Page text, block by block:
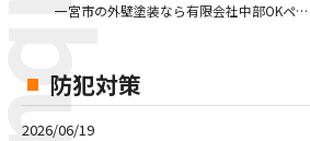
一宮市の外壁塗装なら有限会社中部OKペイント
防犯対策
2026/06/19